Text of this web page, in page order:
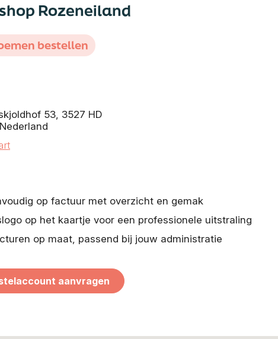
Rozeneiland
bestellen
53, 3527 HD
op factuur met overzicht en gemak
op het kaartje voor een professionele uitstraling
op maat, passend bij jouw administratie
aanvragen